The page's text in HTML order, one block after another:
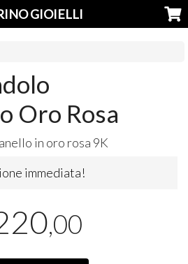
GIOIELLI
Oro Rosa
in oro rosa 9K
immediata!
,00